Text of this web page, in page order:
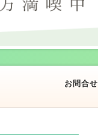
お問合せ